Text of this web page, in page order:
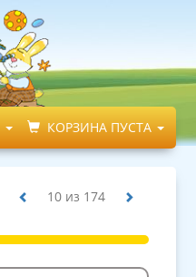
КОРЗИНА ПУСТА
10 из 174